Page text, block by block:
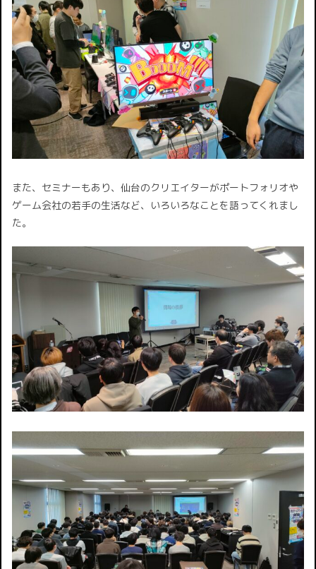
また、セミナーもあり、仙台のクリエイターがポートフォリオや
ゲーム会社の若手の生活など、いろいろなことを語ってくれまし
た。